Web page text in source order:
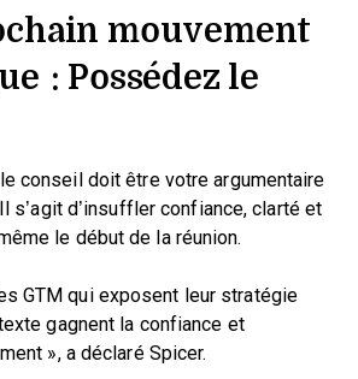
mouvement
: Possédez le
conseil doit être votre argumentaire
s’agit d’insuffler confiance, clarté et
le début de la réunion.
GTM qui exposent leur stratégie
gagnent la confiance et
», a déclaré Spicer.